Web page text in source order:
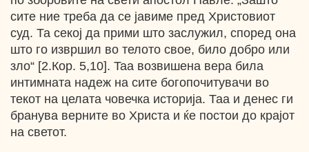
сите ние треба да се јавиме пред Христовиот
суд. Та секој да прими што заслужил, според она
што го извршил во телото свое, било добро или
зло“ [2.Кор. 5,10]. Taa возвишена вера била
интимната надеж на сите богопочитувачи во
текот на целата човечка историја. Таа и денес ги
бранува верните во Христа и ќе постои до крајот
на светот.